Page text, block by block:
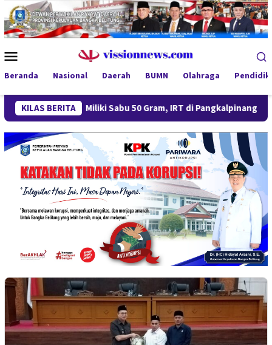
Loncat
ke
konten
Mobile
Beranda Nasional Daerah BUMN Olahraga
KILAS BERITA
Miliki Sabu 50 Gram, IRT di Pangkalpinang Ditangkap